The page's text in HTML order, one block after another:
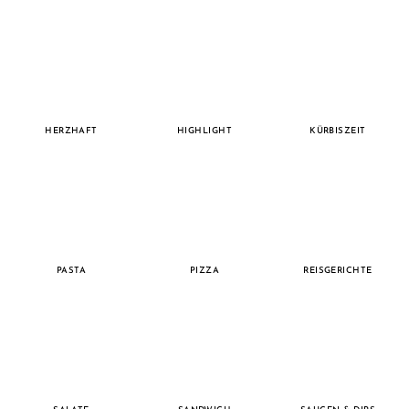
HERZHAFT HIGHLIGHT KÜRBISZEIT
PASTA PIZZA REISGERICHTE